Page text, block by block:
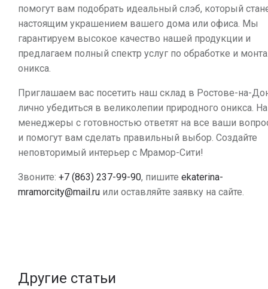
помогут вам подобрать идеальный слэб, который
настоящим украшением вашего дома или офиса. Мы
гарантируем высокое качество нашей продукции и
предлагаем полный спектр услуг по обработке и
оникса.
Приглашаем вас посетить наш склад в Ростове-на-
лично убедиться в великолепии природного оникса.
менеджеры с готовностью ответят на все ваши
и помогут вам сделать правильный выбор. Создайте
неповторимый интерьер с Мрамор-Сити!
Звоните: +7 (863) 237-99-90, пишите ekaterina-
mramorcity@mail.ru или оставляйте заявку на сайте.
Другие статьи